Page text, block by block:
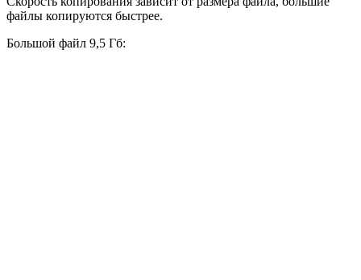
файлы копируются быстрее.
Большой файл 9,5 Гб: